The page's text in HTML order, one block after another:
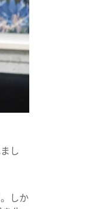
し
しか